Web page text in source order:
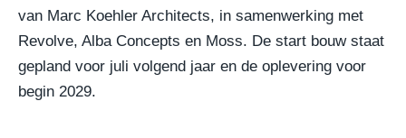
van Marc Koehler Architects, in samenwerking met
Revolve, Alba Concepts en Moss. De start bouw staat
gepland voor juli volgend jaar en de oplevering voor
begin 2029.